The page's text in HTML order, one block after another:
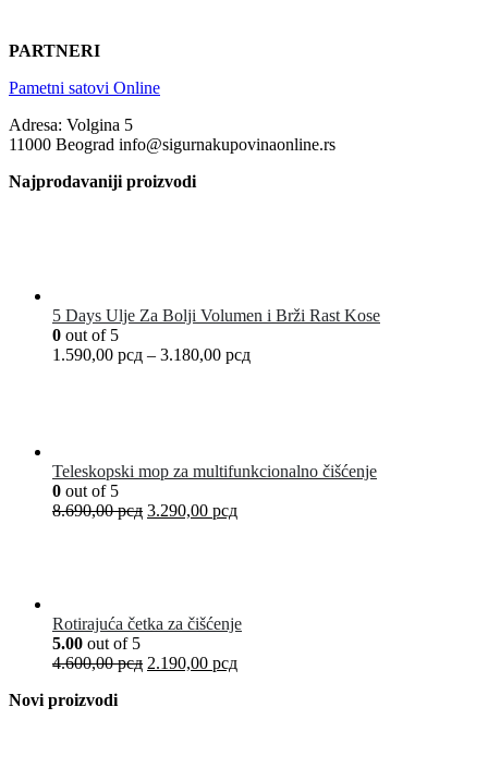
PARTNERI
Pametni satovi Online
Adresa: Volgina 5
11000 Beograd info@sigurnakupovinaonline.rs
Najprodavaniji proizvodi
5 Days Ulje Za Bolji Volumen i Brži Rast Kose
0 out of 5
1.590,00 рсд – 3.180,00 рсд
Teleskopski mop za multifunkcionalno čišćenje
0 out of 5
8.690,00рсд 3.290,00 рсд
Rotirajuća četka za čišćenje
5.00 out of 5
4.600,00рсд 2.190,00 рсд
Novi proizvodi